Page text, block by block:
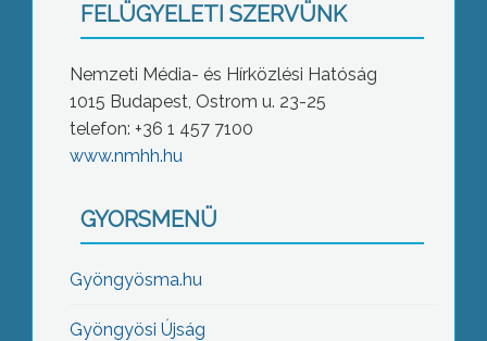
FELÜGYELETI SZERVÜNK
Nemzeti Média- és Hírközlési Hatóság
1015 Budapest, Ostrom u. 23-25
telefon: +36 1 457 7100
www.nmhh.hu
GYORSMENÜ
Gyöngyösma.hu
Gyöngyösi Újság